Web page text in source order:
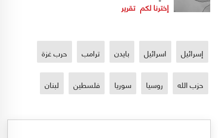
إخترنا لكم تقرير
إسرائيل اسرائيل بايدن ترامب حرب غزة
حزب الله روسيا سوريا فلسطين لبنان